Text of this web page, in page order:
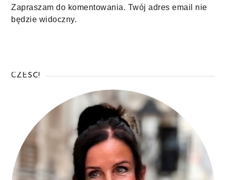
Zapraszam do komentowania. Twój adres email nie
będzie widoczny.
CZEŚĆ!